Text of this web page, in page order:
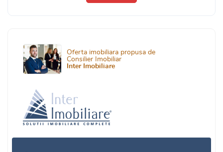
Oferta imobiliara propusa de
Consilier Imobiliar
Inter Imobiliare